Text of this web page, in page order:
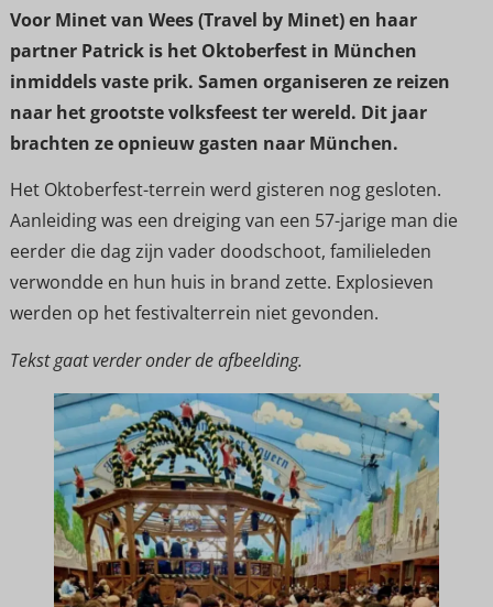
Voor Minet van Wees (Travel by Minet) en haar
partner Patrick is het Oktoberfest in München
inmiddels vaste prik. Samen organiseren ze reizen
naar het grootste volksfeest ter wereld. Dit jaar
brachten ze opnieuw gasten naar München.
Het Oktoberfest-terrein werd gisteren nog gesloten.
Aanleiding was een dreiging van een 57-jarige man die
eerder die dag zijn vader doodschoot, familieleden
verwondde en hun huis in brand zette. Explosieven
werden op het festivalterrein niet gevonden.
Tekst gaat verder onder de afbeelding.